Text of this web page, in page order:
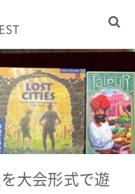
大会形式で遊